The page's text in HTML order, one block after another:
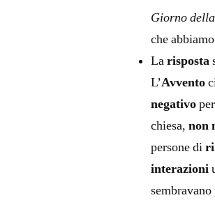
Giorno
che
Larisposta
L’Avvento
negativo
chiesa,non
persone di
interazioni